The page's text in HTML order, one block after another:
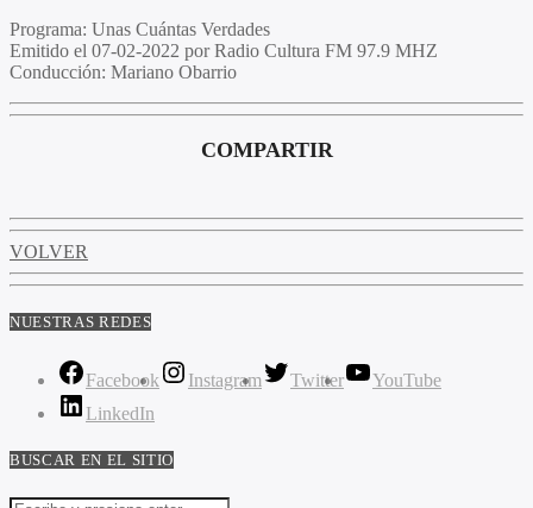
Programa: Unas Cuántas Verdades
Emitido el 07-02-2022 por Radio Cultura FM 97.9 MHZ
Conducción: Mariano Obarrio
COMPARTIR
VOLVER
NUESTRAS REDES
Facebook Instagram Twitter
YouTube
LinkedIn
BUSCAR EN EL SITIO